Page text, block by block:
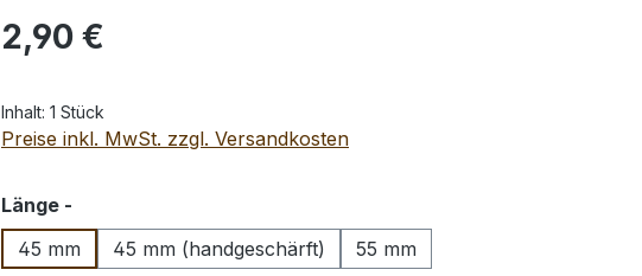
Regulärer Preis:
2,90 €
Inhalt: 1 Stück
Preise inkl. MwSt. zzgl. Versandkosten
Länge -
45 mm
45 mm (handgeschärft) 55 mm